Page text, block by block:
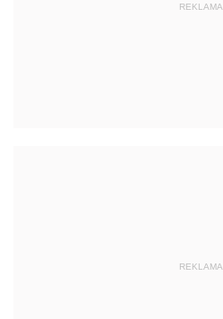
REKLAMA
REKLAMA